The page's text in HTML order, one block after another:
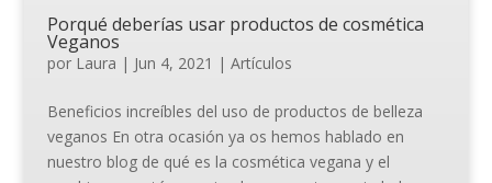
Porqué deberías usar productos de cosmética
Veganos
por Laura | Jun 4, 2021 | Artículos
Beneficios increíbles del uso de productos de belleza
veganos En otra ocasión ya os hemos hablado en
nuestro blog de qué es la cosmética vegana y el